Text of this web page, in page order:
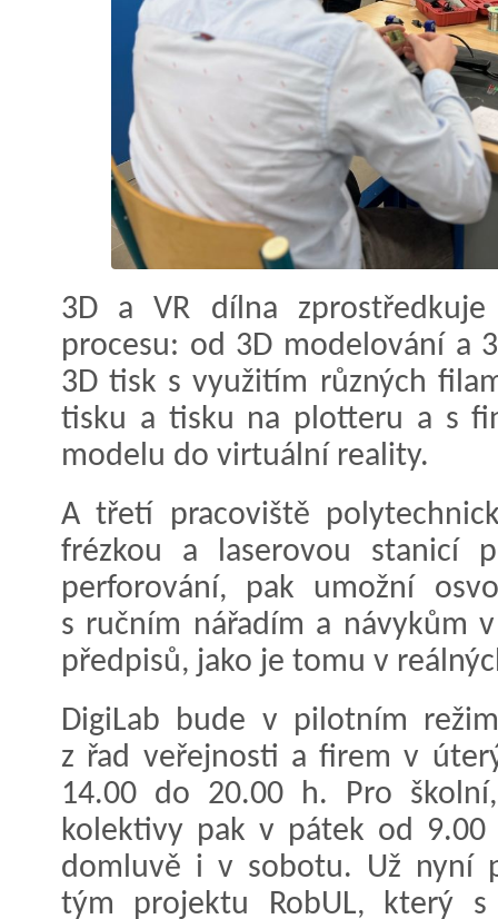
3D a VR dílna zprostředkuje
procesu: od 3D modelování a
3D tisk s využitím různých
tisku a tisku na plotteru a s
modelu do virtuální reality.
A třetí pracoviště
frézkou a laserovou stanicí
perforování, pak umožní
s ručním nářadím a návykům
předpisů, jako je tomu v
DigiLab bude v pilotním
z řad veřejnosti a firem v
14.00 do 20.00 h. Pro
kolektivy pak v pátek od
domluvě i v sobotu. Už nyní
tým projektu RobUL, který s